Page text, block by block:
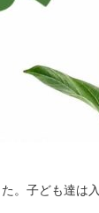
。子ども達は